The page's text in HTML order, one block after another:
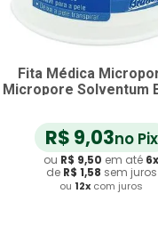
Fita Médica
Micropore Solventum
R$ 9,03no Pix
ou R$ 9,50 em até 6x
de R$ 1,58 sem juros
ou 12x com juros